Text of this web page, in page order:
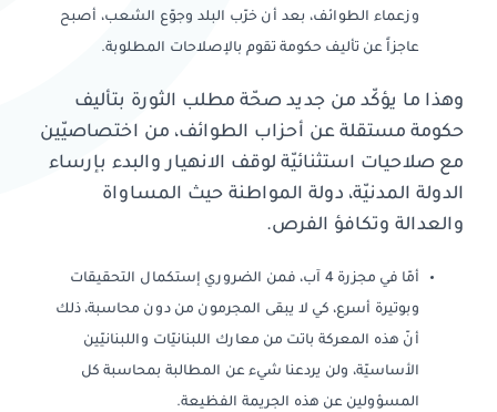
وزعماء الطوائف، بعد أن خرّب البلد وجوّع الشعب، أصبح
عاجزاً عن تأليف حكومة تقوم بالإصلاحات المطلوبة.
وهذا ما يؤكّد من جديد صحّة مطلب الثورة بتأليف
حكومة مستقلة عن أحزاب الطوائف، من اختصاصيّين
مع صلاحيات استثنائيّة لوقف الانهيار والبدء بإرساء
الدولة المدنيّة، دولة المواطنة حيث المساواة
والعدالة وتكافؤ الفرص.
أمّا في مجزرة 4 آب، فمن الضروري إستكمال التحقيقات
وبوتيرة أسرع، كي لا يبقى المجرمون من دون محاسبة، ذلك
أنّ هذه المعركة باتت من معارك اللبنانيّات واللبنانيّين
الأساسيّة، ولن يردعنا شيء عن المطالبة بمحاسبة كل
المسؤولين عن هذه الجريمة الفظيعة.